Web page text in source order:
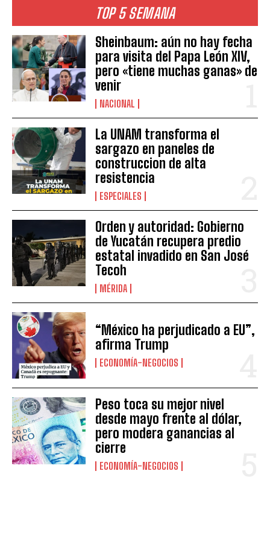
TOP 5 SEMANA
Sheinbaum: aún no hay fecha
para visita del Papa León XIV,
pero «tiene muchas ganas» de
venir
NACIONAL
La UNAM transforma el
sargazo en paneles de
construccion de alta
resistencia
ESPECIALES
Orden y autoridad: Gobierno
de Yucatán recupera predio
estatal invadido en San José
Tecoh
MÉRIDA
“México ha perjudicado a EU”,
afirma Trump
ECONOMÍA-NEGOCIOS
Peso toca su mejor nivel
desde mayo frente al dólar,
pero modera ganancias al
cierre
ECONOMÍA-NEGOCIOS